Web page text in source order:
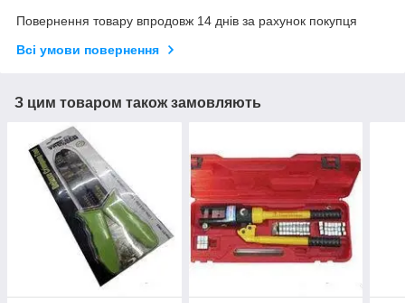
Повернення товару впродовж 14 днів за рахунок покупця
Всі умови повернення
З цим товаром також замовляють